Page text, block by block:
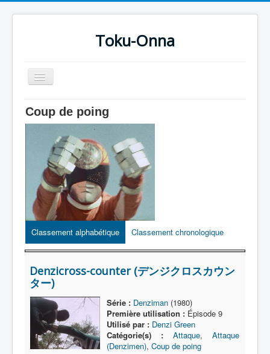
Toku-Onna
Basculer
la
Accueil
Toku-Actrices
Toku-Critiques
Séries
Films
COSAA
Dessins
Artiste Asperger
Lexique
Acteur
Équipe
Coup de poing
Classement alphabétique Classement chronologique
Denzicross-counter (デンジクロスカウン
ター)
Série : Denziman(1980)
Première utilisation :Épisode 9
Utilisé par : Denzi Green
Catégorie(s) :
Attaque, Attaque
(Denzimen), Coup de poing